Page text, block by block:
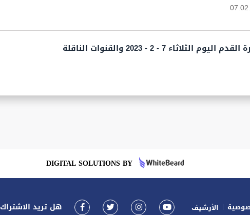
7 - 2 - 2023 والقنوات الناقلة
DIGITAL SOLUTIONS BY
الأرشيف هل تريد